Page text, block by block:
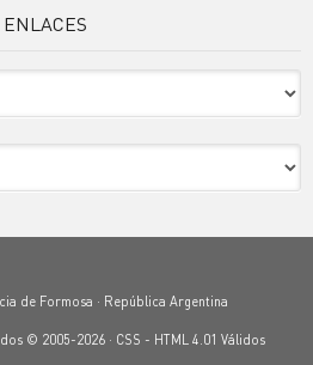
ENLACES
de Formosa · República Argentina
© 2005-2026 · CSS - HTML 4.01 Válidos